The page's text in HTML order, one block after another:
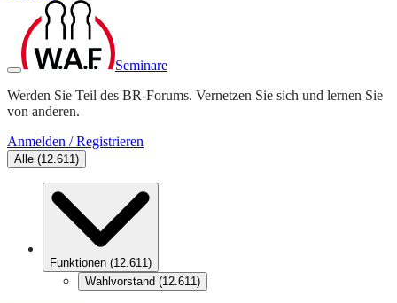
Seminare
Werden Sie Teil des BR-Forums. Vernetzen Sie sich und lernen Sie
von anderen.
Anmelden / Registrieren
Alle (12.611)
Funktionen (12.611)
Wahlvorstand (12.611)